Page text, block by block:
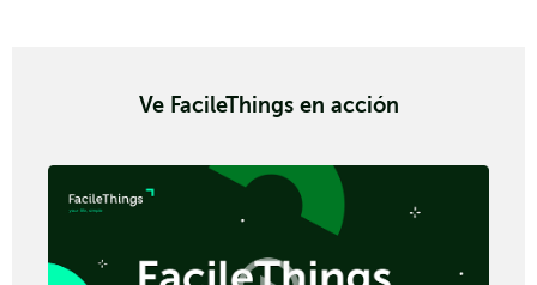
Ve FacileThings en acción